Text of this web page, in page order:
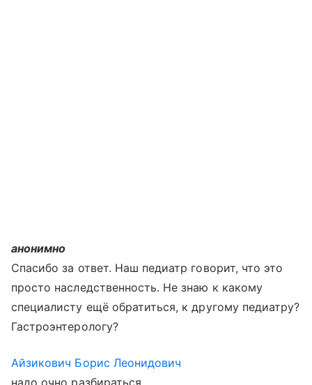
анонимно
Спасибо за ответ. Наш педиатр говорит, что это
просто наследственность. Не знаю к какому
специалисту ещё обратиться, к другому педиатру?
Гастроэнтерологу?
Айзикович Борис Леонидович
надо очно разбираться